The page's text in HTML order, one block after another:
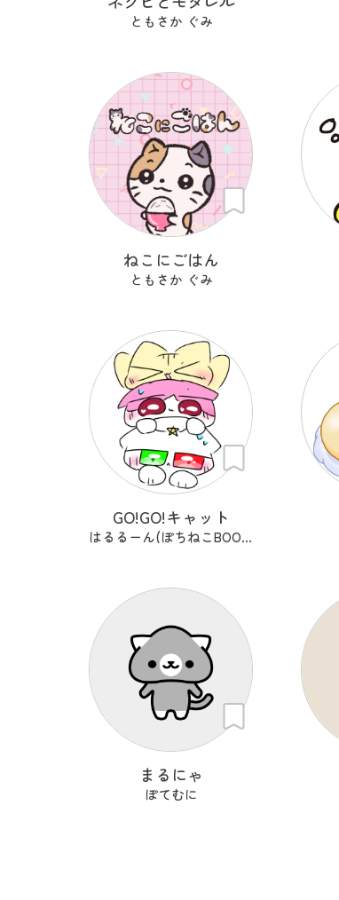
ともさか ぐみ
ねこにごはん
ともさか ぐみ
GO!GO!キャット
はるるーん(ぽちねこBOOKS)
まるにゃ
ぽてむに